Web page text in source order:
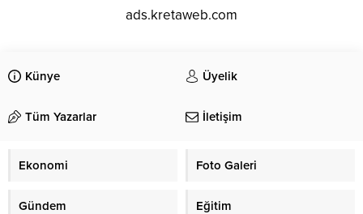
ads.kretaweb.com
Künye Üyelik
Tüm Yazarlar İletişim
Ekonomi Foto Galeri
Gündem Eğitim